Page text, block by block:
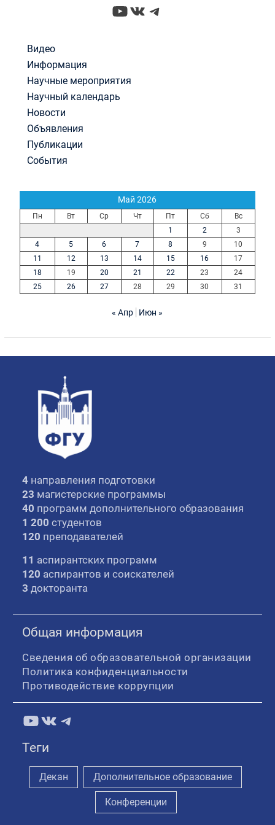
YouTube
ВКонтакте
Telegram
Видео
Информация
Научные мероприятия
Научный календарь
Новости
Объявления
Публикации
События
Май 2026
Пн Вт Ср Чт Пт Сб
Вс
1
2
3
4
5 6 7 8 9
10
11
12 13 14 15 16
17
18
19 20 21 22 23
24
25
26 27 28 29 30 31
« Апр Июн »
4 направления подготовки
23 магистерские программы
40 программ дополнительного образования
1 200 студентов
120 преподавателей
11 аспирантских программ
120 аспирантов и соискателей
3 докторанта
Общая информация
Сведения об образовательной организации
Политика конфиденциальности
Противодействие коррупции
YouTube
ВКонтакте
Telegram
Теги
Декан Дополнительное образование
Конференции